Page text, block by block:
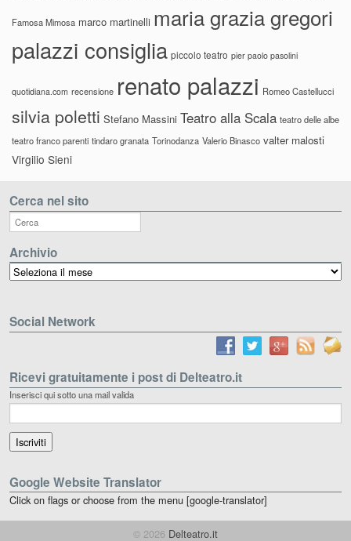
Famosa Mimosa marco martinelli maria grazia gregori
palazzi consiglia piccolo teatro pier paolo pasolini
quotidiana.com recensione renato palazzi Romeo Castellucci
silvia poletti Stefano Massini Teatro alla Scala teatro delle albe
teatro franco parenti tindaro granata Torinodanza Valerio Binasco valter malosti
Virgilio Sieni
Cerca nel sito
Archivio
Archivio
Social Network
Ricevi gratuitamente i post di Delteatro.it
Inserisci qui sotto una mail valida
Google Website Translator
Click on flags or choose from the menu [google-translator]
© 2026 Delteatro.it